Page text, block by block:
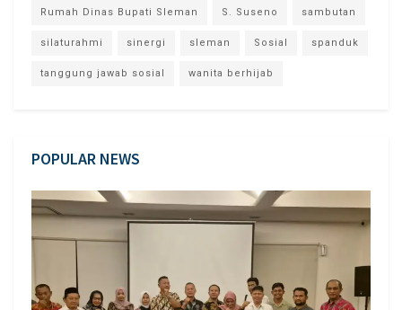
Rumah Dinas Bupati Sleman S. Suseno sambutan
silaturahmi sinergi sleman Sosial spanduk
tanggung jawab sosial wanita berhijab
POPULAR NEWS